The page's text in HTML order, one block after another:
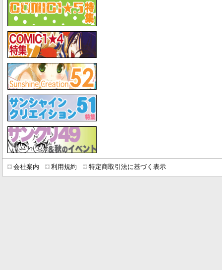
会社案内 利用規約 特定商取引法に基づく表示